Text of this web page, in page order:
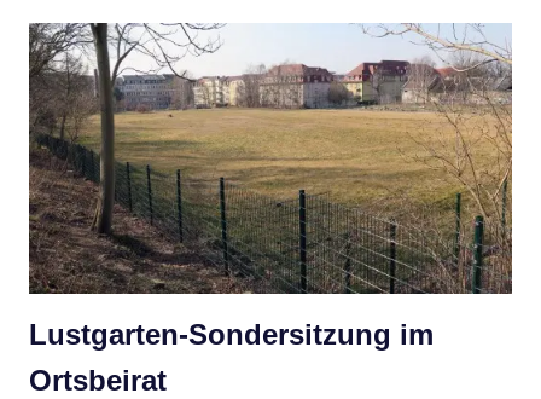
Lustgarten-Sondersitzung im
Ortsbeirat